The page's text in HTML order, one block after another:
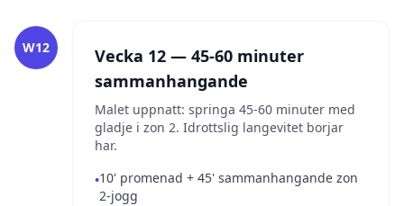
W12
Vecka 12 — 45-60 minuter
sammanhangande
Malet uppnatt: springa 45-60 minuter med
gladje i zon 2. Idrottslig langevitet borjar
har.
•10' promenad + 45' sammanhangande zon
2-jogg